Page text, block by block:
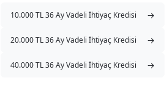
10.000 TL 36 Ay Vadeli İhtiyaç Kredisi →
20.000 TL 36 Ay Vadeli İhtiyaç Kredisi →
40.000 TL 36 Ay Vadeli İhtiyaç Kredisi →